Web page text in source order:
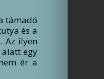
támadó
és a
Az ilyen
egy
ér a